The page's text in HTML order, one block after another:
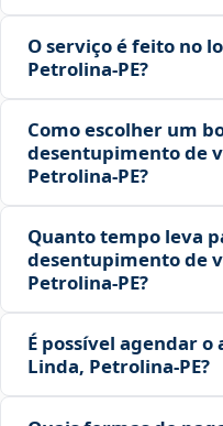
O serviço é feito no
Petrolina‑PE?
Como escolher um
desentupimento de
Petrolina‑PE?
Quanto tempo leva
desentupimento de
Petrolina‑PE?
É possível agendar
Linda, Petrolina‑PE?